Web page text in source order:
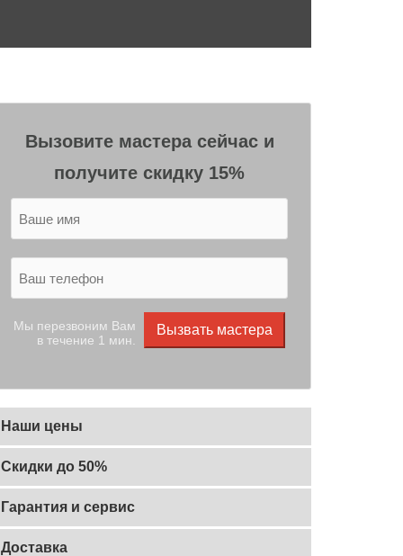
Вызовите мастера сейчас и
получите скидку 15%
Мы перезвоним Вам
в течение 1 мин.
Вызвать мастера
Наши цены
Скидки до 50%
Гарантия и сервис
Доставка